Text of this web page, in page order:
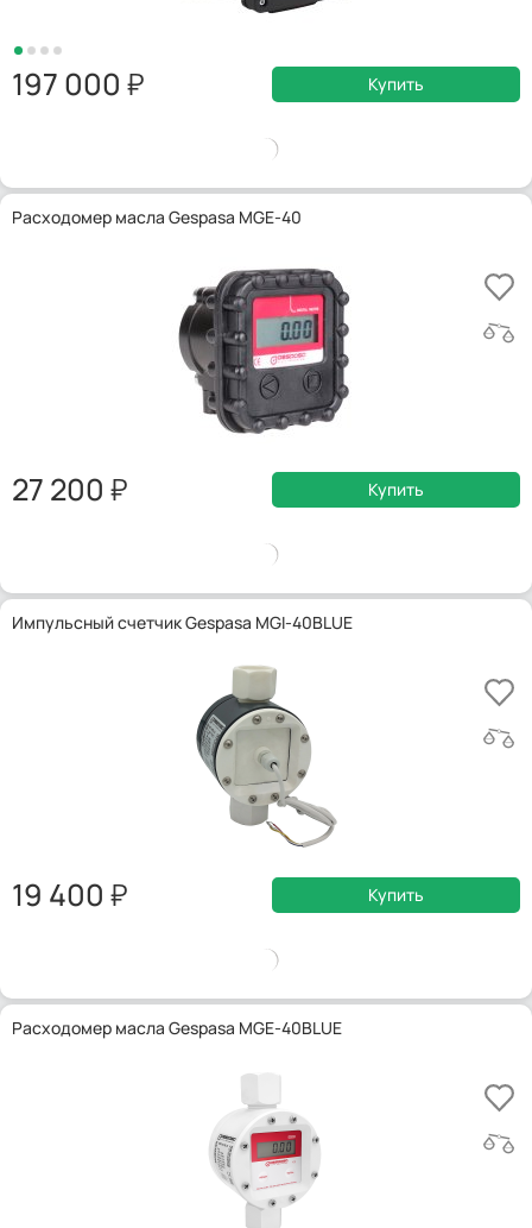
197 000 Купить
Расходомер масла Gespasa MGE-40
27 200 Купить
Импульсный счетчик Gespasa MGI-40BLUE
19 400 Купить
Расходомер масла Gespasa MGE-40BLUE